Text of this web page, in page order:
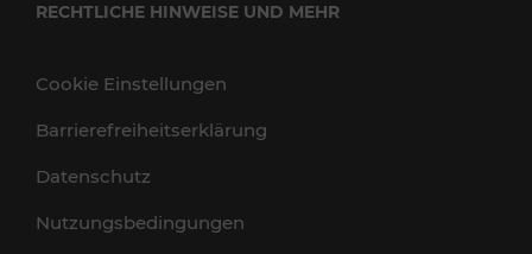
RECHTLICHE HINWEISE UND MEHR
Cookie Einstellungen
Barrierefreiheitserklärung
Datenschutz
Nutzungsbedingungen